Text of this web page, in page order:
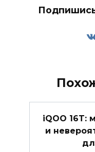
iQOO 16T:
и